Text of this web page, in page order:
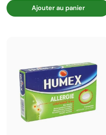
Ajouter au panier